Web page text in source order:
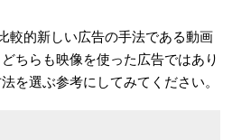
較的新しい広告の手法である動画
ちらも映像を使った広告ではあり
を選ぶ参考にしてみてください。